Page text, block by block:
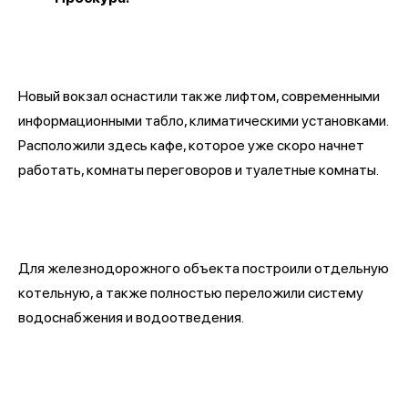
Новый вокзал оснастили также лифтом, современными
информационными табло, климатическими установками.
Расположили здесь кафе, которое уже скоро начнет
работать, комнаты переговоров и туалетные комнаты.
Для железнодорожного объекта построили отдельную
котельную, а также полностью переложили систему
водоснабжения и водоотведения.